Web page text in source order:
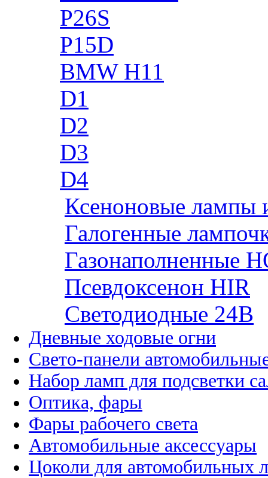
P26S
P15D
BMW H11
D1
D2
D3
D4
Ксеноновые лампы
Галогенные
Газонаполненные
Псевдоксенон HIR
Cветодиодные 24B
Дневные ходовые огни
Свето-панели
Набор ламп для подсветки
Оптика, фары
Фары рабочего света
Автомобильные аксессуары
Цоколи для автомобильных